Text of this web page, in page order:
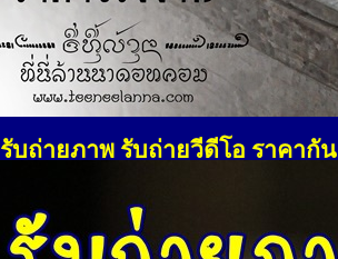
รับถ่ายภาพ รับถ่ายวีดีโอ ราคากั